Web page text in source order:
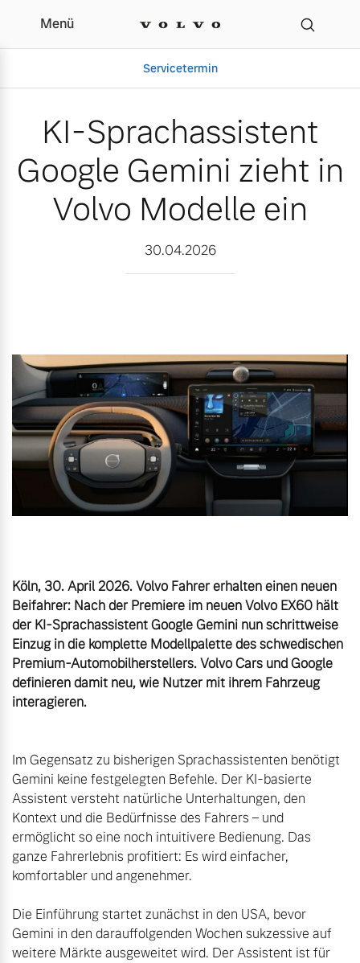
KI-Sprachassistent
Menü
Servicetermin
Aktuelle Zubehörangebote
Volvo Gebrauchtwagenbörse
Gebrauchtwagen
Aktuelle Zubehörangebote
Zubehörkatalog
Service by Volvo
Unser Team
Karriere
Unsere News & Events
KI-Sprachassistent
Google Gemini zieht in
Volvo Modelle ein
30.04.2026
Köln, 30. April 2026. Volvo Fahrer erhalten einen neuen
Beifahrer: Nach der Premiere im neuen Volvo EX60 hält
der KI-Sprachassistent Google Gemini nun schrittweise
Einzug in die komplette Modellpalette des schwedischen
Premium-Automobilherstellers. Volvo Cars und Google
definieren damit neu, wie Nutzer mit ihrem Fahrzeug
Im Gegensatz zu bisherigen Sprachassistenten benötigt
Gemini keine festgelegten Befehle. Der KI-basierte
Assistent versteht natürliche Unterhaltungen, den
Kontext und die Bedürfnisse des Fahrers – und
ermöglicht so eine noch intuitivere Bedienung. Das
ganze Fahrerlebnis profitiert: Es wird einfacher,
komfortabler und angenehmer.
Die Einführung startet zunächst in den USA, bevor
Gemini in den darauffolgenden Wochen sukzessive auf
weitere Märkte ausgeweitet wird. Der Assistent ist für